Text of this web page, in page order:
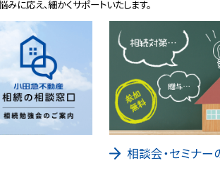
に応え、細かくサポートいたします。
相談会・セミナー